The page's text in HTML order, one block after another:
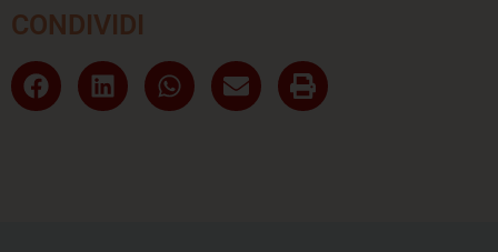
CONDIVIDI